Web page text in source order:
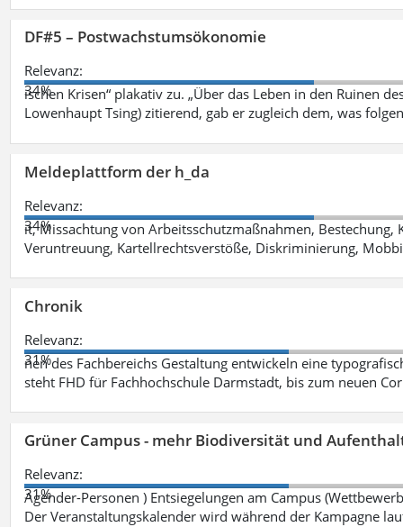
DF#5 – Postwachstumsökonomie
Relevanz:
34%
ischen Krisen“ plakativ zu. „Über das Leben in den Ruinen
Lowenhaupt Tsing) zitierend, gab er zugleich dem, was
Meldeplattform der h_da
Relevanz:
34%
it, Missachtung von Arbeitsschutzmaßnahmen,
Veruntreuung, Kartellrechtsverstöße, Diskriminierung,
Chronik
Relevanz:
31%
nen des Fachbereichs Gestaltung entwickeln eine
steht FHD für Fachhochschule Darmstadt, bis zum neuen
Grüner Campus - mehr Biodiversität und
Relevanz:
31%
Agender-Personen ) Entsiegelungen am Campus
Der Veranstaltungskalender wird während der Kampagne